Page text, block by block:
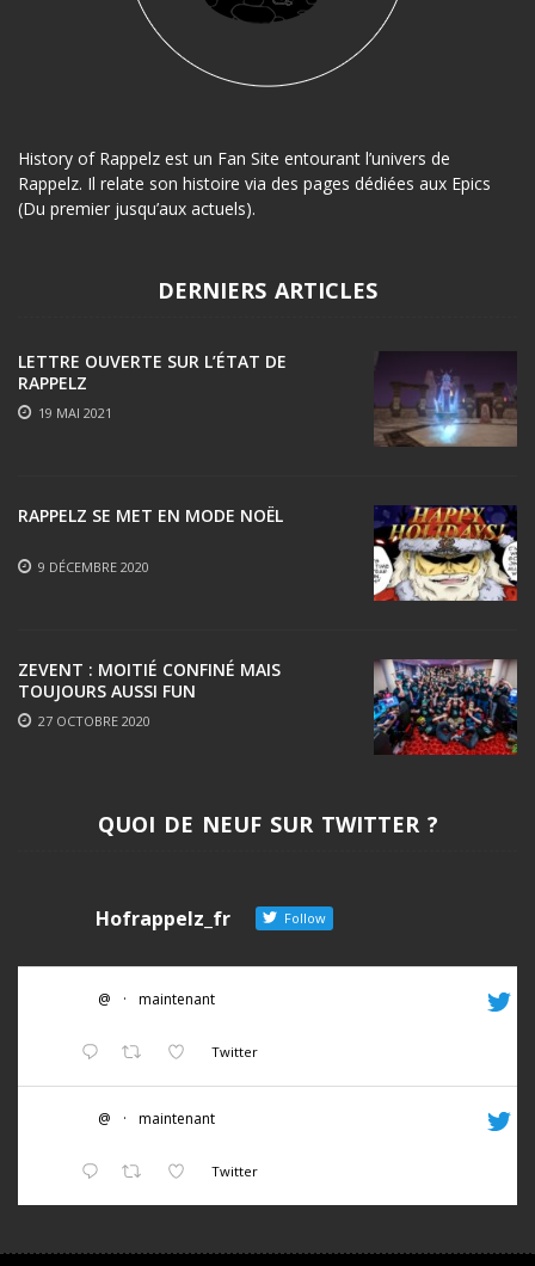
History of Rappelz est un Fan Site entourant l’univers de
Rappelz. Il relate son histoire via des pages dédiées aux Epics
(Du premier jusqu’aux actuels).
DERNIERS ARTICLES
LETTRE OUVERTE SUR L’ÉTAT DE
RAPPELZ
19 MAI 2021
RAPPELZ SE MET EN MODE NOËL
9 DÉCEMBRE 2020
ZEVENT : MOITIÉ CONFINÉ MAIS
TOUJOURS AUSSI FUN
27 OCTOBRE 2020
QUOI DE NEUF SUR TWITTER ?
Hofrappelz_fr Follow
@ · maintenant
Twitter
@ · maintenant
Twitter